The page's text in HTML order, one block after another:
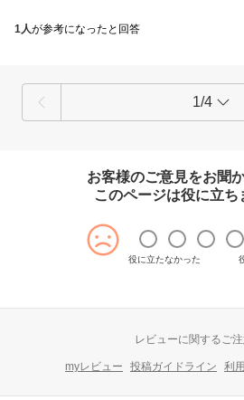
1人が参考になったと回答
1/4
お客様のご意見をお聞
このページは役に立ち
役に立たなかった
レビューに関するご
myレビュー 投稿ガイドライン 利